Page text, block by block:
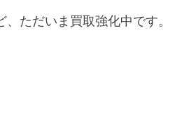
ただいま買取強化中です。